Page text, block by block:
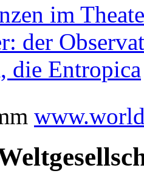
im
der
die Entropica